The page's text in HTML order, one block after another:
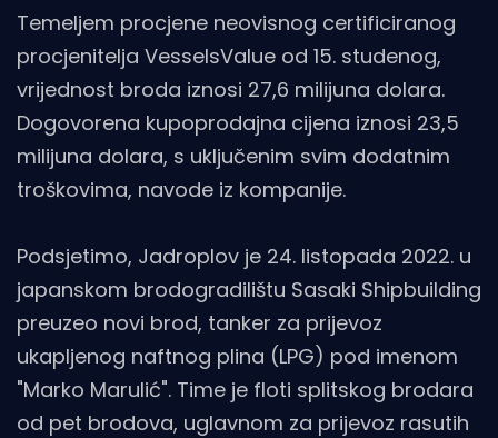
Temeljem procjene neovisnog certificiranog
procjenitelja VesselsValue od 15. studenog,
vrijednost broda iznosi 27,6 milijuna dolara.
Dogovorena kupoprodajna cijena iznosi 23,5
milijuna dolara, s uključenim svim dodatnim
troškovima, navode iz kompanije.
Podsjetimo, Jadroplov je 24. listopada 2022. u
japanskom brodogradilištu Sasaki Shipbuilding
preuzeo novi brod, tanker za prijevoz
ukapljenog naftnog plina (LPG) pod imenom
"Marko Marulić". Time je floti splitskog brodara
od pet brodova, uglavnom za prijevoz rasutih